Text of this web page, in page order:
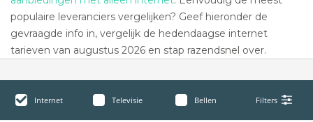
populaire leveranciers vergelijken? Geef hieronder de
gevraagde info in, vergelijk de hedendaagse internet
tarieven van augustus 2026 en stap razendsnel over.
Internet Televisie Bellen Filters